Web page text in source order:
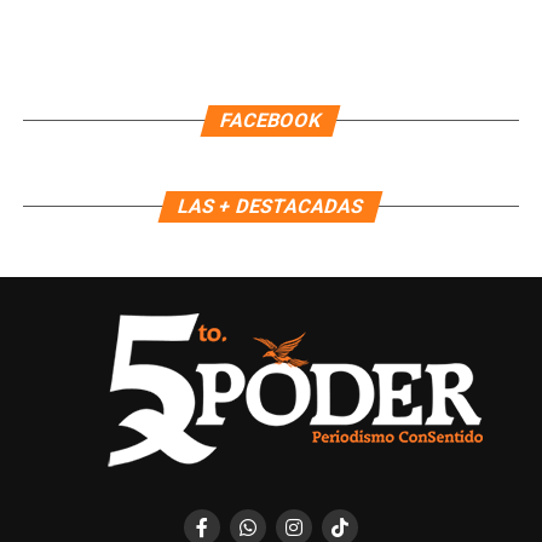
Recibe las noticias al instante
Únete al canal oficial de WhatsApp de
Quinto Poder
en tu teléfono.
FACEBOOK
LAS + DESTACADAS